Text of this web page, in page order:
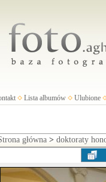
Lista albumów Ulubione
główna> doktoraty